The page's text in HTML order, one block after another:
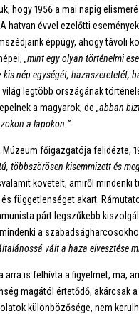
hogy 1956 a mai napig
hatvan évvel ezelőtti
éppúgy, ahogy távoli
„mint egy olyan történelmi
nép egységét, hazaszeretetét,
világ legtöbb országának
a magyarok, de „abban
a lapokon.”
Múzeum főigazgatója felidézte,
többszörösen kisemmizett és
követelt, amiről mindenki
függetlenséget akart.
párt legszűkebb
a
vált a haza elvesztése
arra is felhívta a figyelmet, ma,
magától értetődő, akárcsak
különbözősége, nem